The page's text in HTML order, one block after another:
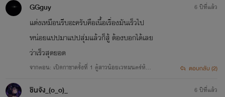
GGguy
แต่งเหมือนรีบอะครับคือเนื้อเรื่องมันเร็วไป
หน่อยแปปมาแปปสุ่มแล้วก็สู้ ต้องบอกได้เลย
ว่าเร็วสุดยอด
จากตอน: เปิดกาชาครั้งที่ 1 ตู้สาวน้อยเวทมนตร์ห้อง
6 ปีที่แล้ว
ตอบกลับ (2)
ชินจัง_(o_o)_ 6 ปีที่แล้ว